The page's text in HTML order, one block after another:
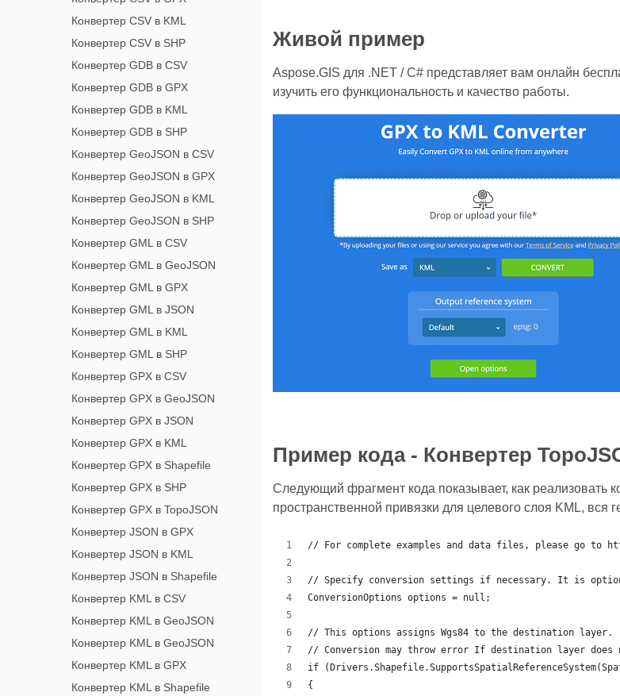
Конвертер CSV в KML
Конвертер CSV в SHP
Конвертер GDB в CSV
Конвертер GDB в GPX
Конвертер GDB в KML
Конвертер GDB в SHP
Конвертер GeoJSON в CSV
Конвертер GeoJSON в GPX
Конвертер GeoJSON в KML
Конвертер GeoJSON в SHP
Конвертер GML в CSV
Конвертер GML в GeoJSON
Конвертер GML в GPX
Конвертер GML в JSON
Конвертер GML в KML
Конвертер GML в SHP
Конвертер GPX в CSV
Конвертер GPX в GeoJSON
Конвертер GPX в JSON
Конвертер GPX в KML
Конвертер GPX в Shapefile
Конвертер GPX в SHP
Конвертер GPX в TopoJSON
Конвертер JSON в GPX
Конвертер JSON в KML
Конвертер JSON в Shapefile
Конвертер KML в CSV
Конвертер KML в GeoJSON
Конвертер KML в GeoJSON
Конвертер KML в GPX
Конвертер KML в Shapefile
Живой пример
Aspose.GIS для .NET / C# представляет вам онлайн
изучить его функциональность и качество работы.
Пример кода - Конвертер
Следующий фрагмент кода показывает, как реализовать
пространственной привязки для целевого слоя KML, вся
// For complete examples and data files, please go to
// Specify conversion settings if necessary. It is
ConversionOptions options = null;
// This options assigns Wgs84 to the destination layer.
// Conversion may throw error If destination layer does
if
{